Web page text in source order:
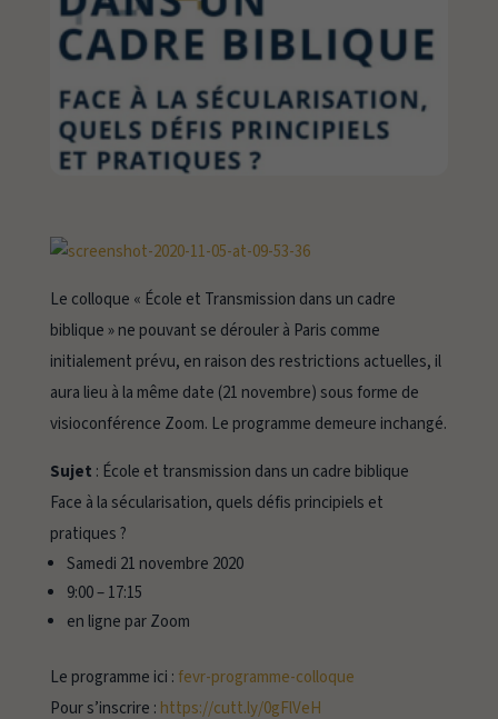
Le colloque « École et Transmission dans un cadre
biblique » ne pouvant se dérouler à Paris comme
initialement prévu, en raison des restrictions actuelles, il
aura lieu à la même date (21 novembre) sous forme de
visioconférence Zoom. Le programme demeure inchangé.
Sujet : École et transmission dans un cadre biblique
Face à la sécularisation, quels défis principiels et
pratiques ?
Samedi 21 novembre 2020
9:00 – 17:15
en ligne par Zoom
Le programme ici : fevr-programme-colloque
Pour s’inscrire : https://cutt.ly/0gFlVeH